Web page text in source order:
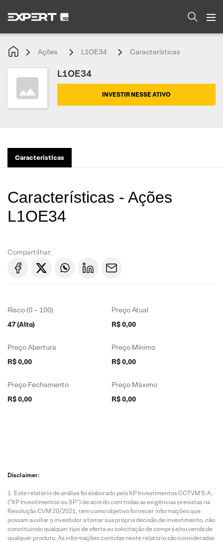
Ações L1OE34 Características
L1OE34
INVESTIR NESSE ATIVO
Características
Características - Ações
L1OE34
Compartilhar:
Risco (0 – 100)
47 (Alto)
Preço Atual
R$ 0,00
Preço Abertura
R$ 0,00
Preço Mínimo
R$ 0,00
Preço Fechamento
R$ 0,00
Preço Máximo
R$ 0,00
Disclaimer:
Este relatório de análise foi elaborado pela XP Investimentos CCTVM S.A.
(“XP Investimentos ou XP”) de acordo com todas as exigências previstas na
Resolução CVM 20/2021, tem como objetivo fornecer informações que
possam auxiliar o investidor a tomar sua própria decisão de investimento, não
constituindo qualquer tipo de oferta ou solicitação de compra e/ou venda de
qualquer produto. As informações contidas neste relatório são consideradas